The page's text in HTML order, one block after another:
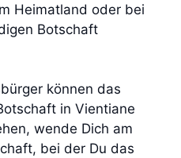
Heimatland oder bei
Botschaft
können das
in Vientiane
wende Dich am
bei der Du das